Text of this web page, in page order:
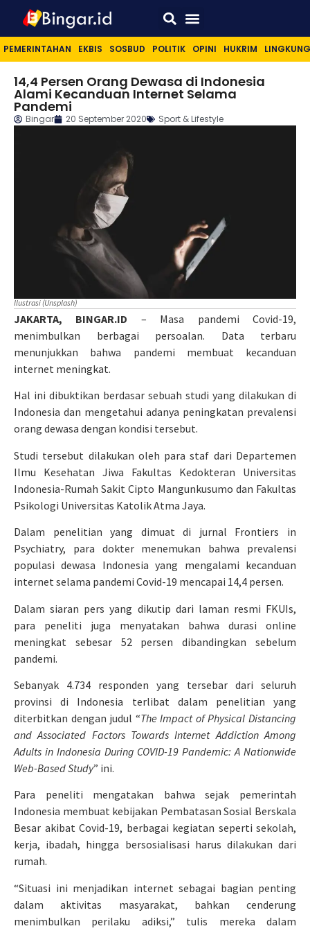
PEMERINTAHAN EKBIS SOSBUD POLITIK OPINI HUKRIM
14,4 Persen Orang Dewasa di Indonesia
Alami Kecanduan Internet Selama
Pandemi
Bingar 20 September 2020 Sport & Lifestyle
Ilustrasi (Unsplash)
JAKARTA, BINGAR.ID – Masa pandemi Covid-19,
menimbulkan berbagai persoalan. Data terbaru
menunjukkan bahwa pandemi membuat kecanduan
internet meningkat.
Hal ini dibuktikan berdasar sebuah studi yang dilakukan di
Indonesia dan mengetahui adanya peningkatan prevalensi
orang dewasa dengan kondisi tersebut.
Studi tersebut dilakukan oleh para staf dari Departemen
Ilmu Kesehatan Jiwa Fakultas Kedokteran Universitas
Indonesia-Rumah Sakit Cipto Mangunkusumo dan Fakultas
Psikologi Universitas Katolik Atma Jaya.
Dalam penelitian yang dimuat di jurnal Frontiers in
Psychiatry, para dokter menemukan bahwa prevalensi
populasi dewasa Indonesia yang mengalami kecanduan
internet selama pandemi Covid-19 mencapai 14,4 persen.
Dalam siaran pers yang dikutip dari laman resmi FKUIs,
para peneliti juga menyatakan bahwa durasi online
meningkat sebesar 52 persen dibandingkan sebelum
pandemi.
Sebanyak 4.734 responden yang tersebar dari seluruh
provinsi di Indonesia terlibat dalam penelitian yang
diterbitkan dengan judul “The Impact of Physical Distancing
and Associated Factors Towards Internet Addiction Among
Adults in Indonesia During COVID-19 Pandemic: A Nationwide
Web-Based Study” ini.
Para peneliti mengatakan bahwa sejak pemerintah
Indonesia membuat kebijakan Pembatasan Sosial Berskala
Besar akibat Covid-19, berbagai kegiatan seperti sekolah,
kerja, ibadah, hingga bersosialisasi harus dilakukan dari
rumah.
“Situasi ini menjadikan internet sebagai bagian penting
dalam aktivitas masyarakat, bahkan cenderung
menimbulkan perilaku adiksi,” tulis mereka dalam